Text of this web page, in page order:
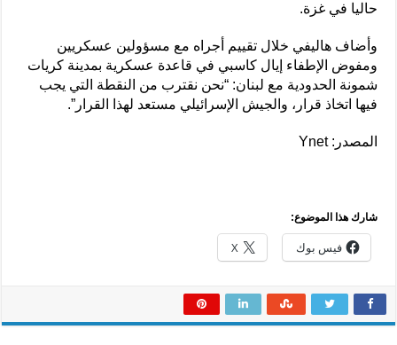
حاليا في غزة.
وأضاف هاليفي خلال تقييم أجراه مع مسؤولين عسكريين
ومفوض الإطفاء إيال كاسبي في قاعدة عسكرية بمدينة كريات
شمونة الحدودية مع لبنان: “نحن نقترب من النقطة التي يجب
فيها اتخاذ قرار، والجيش الإسرائيلي مستعد لهذا القرار”.
المصدر: Ynet
شارك هذا الموضوع:
فيس بوك X